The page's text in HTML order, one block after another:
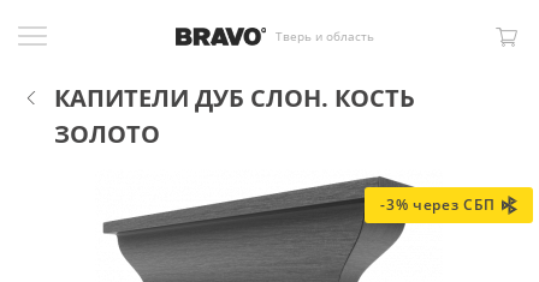
Тверь и область
КАПИТЕЛИ ДУБ СЛОН. КОСТЬ
ЗОЛОТО
-3% через СБП